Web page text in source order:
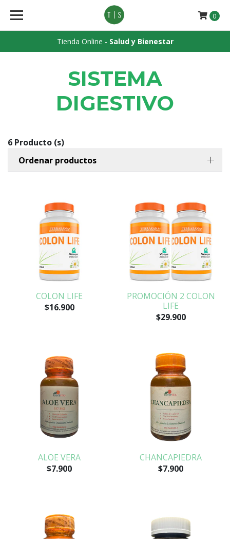
Tienda Online - Salud y Bienestar
0
SISTEMA
DIGESTIVO
6 Producto (s)
Ordenar productos
COLON LIFE
$16.900
PROMOCIÓN 2 COLON
LIFE
$29.900
ALOE VERA
$7.900
CHANCAPIEDRA
$7.900